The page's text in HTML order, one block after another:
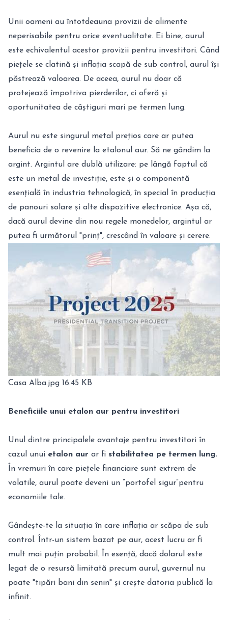
Unii oameni au întotdeauna provizii de alimente
neperisabile pentru orice eventualitate. Ei bine, aurul
este echivalentul acestor provizii pentru investitori. Când
piețele se clatină și inflația scapă de sub control, aurul își
păstrează valoarea. De aceea, aurul nu doar că
protejează împotriva pierderilor, ci oferă și
oportunitatea de câștiguri mari pe termen lung.
Aurul nu este singurul metal prețios care ar putea
beneficia de o revenire la etalonul aur. Să ne gândim la
argint. Argintul are dublă utilizare: pe lângă faptul că
este un metal de investiție, este și o componentă
esențială în industria tehnologică, în special în producția
de panouri solare și alte dispozitive electronice. Așa că,
dacă aurul devine din nou regele monedelor, argintul ar
putea fi următorul "prinț", crescând în valoare și cerere.
Casa Alba.jpg 16.45 KB
Beneficiile unui etalon aur pentru investitori
Unul dintre principalele avantaje pentru investitori în
cazul unui etalon aur ar fi stabilitatea pe termen lung.
În vremuri în care piețele financiare sunt extrem de
volatile, aurul poate deveni un ”portofel sigur”pentru
economiile tale.
Gândește-te la situația în care inflația ar scăpa de sub
control. Într-un sistem bazat pe aur, acest lucru ar fi
mult mai puțin probabil. În esență, dacă dolarul este
legat de o resursă limitată precum aurul, guvernul nu
poate "tipări bani din senin" și crește datoria publică la
infinit.